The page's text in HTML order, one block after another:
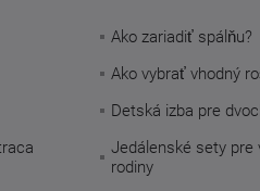
Ako zariadiť spálňu?
Ako vybrať vhodný
Detská izba pre
Jedálenské sety pre
rodiny